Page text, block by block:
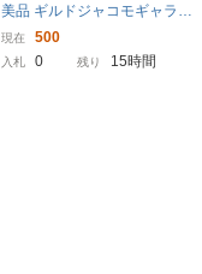
美品 ギルドジャコモギャラリ
ー パンプス スエード 36 23.0c
m イタリア製 I793-83
現在 500
入札 0 残り 15時間